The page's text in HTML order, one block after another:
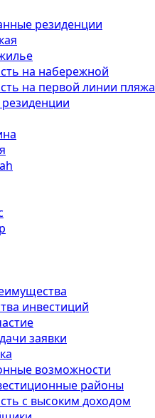
резиденции
на набережной
на первой линии пляжа
инвестиций
заявки
возможности
районы
с высоким доходом